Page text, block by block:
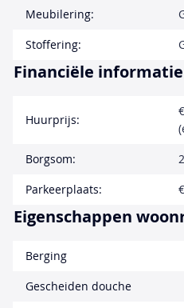
Meubilering:
Stoffering:
Financiële informatie
Huurprijs:
Borgsom:
Parkeerplaats:
Eigenschappen
Berging
Gescheiden douche